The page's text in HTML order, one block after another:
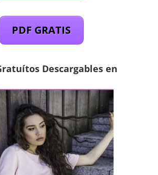
PDF GRATIS
Descargables en